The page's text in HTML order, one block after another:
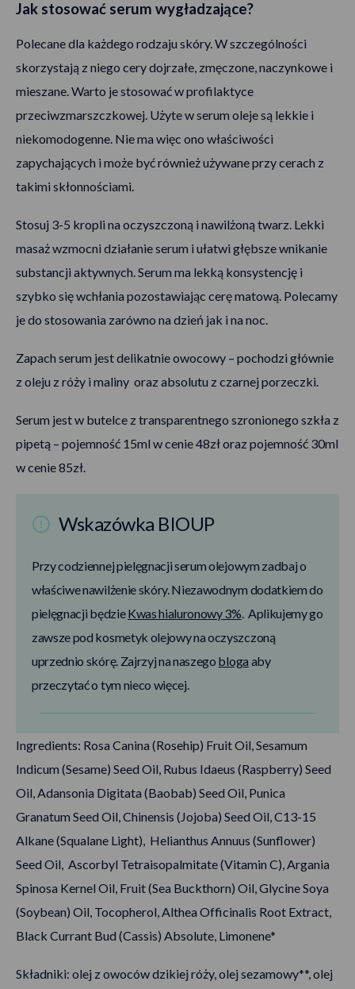
Jak stosować serum wygładzające?
Polecane dla każdego rodzaju skóry. W szczególności
skorzystają z niego cery dojrzałe, zmęczone, naczynkowe i
mieszane. Warto je stosować w profilaktyce
przeciwzmarszczkowej. Użyte w serum oleje są lekkie i
niekomodogenne. Nie ma więc ono właściwości
zapychających i może być również używane przy cerach z
takimi skłonnościami.
Stosuj 3-5 kropli na oczyszczoną i nawilżoną twarz. Lekki
masaż wzmocni działanie serum i ułatwi głębsze wnikanie
substancji aktywnych. Serum ma lekką konsystencję i
szybko się wchłania pozostawiając cerę matową. Polecamy
je do stosowania zarówno na dzień jak i na noc.
Zapach serum jest delikatnie owocowy – pochodzi głównie
z oleju z róży i maliny oraz absolutu z czarnej porzeczki.
Serum jest w butelce z transparentnego szronionego szkła z
pipetą – pojemność 15ml w cenie 48zł oraz pojemność 30ml
w cenie 85zł.
Wskazówka BIOUP
Przy codziennej pielęgnacji serum olejowym zadbaj o
właściwe nawilżenie skóry. Niezawodnym dodatkiem do
pielęgnacji będzieKwas hialuronowy 3%. Aplikujemy go
zawsze pod kosmetyk olejowy na oczyszczoną
uprzednio skórę. Zajrzyj na naszego bloga aby
przeczytać o tym nieco więcej.
Ingredients: Rosa Canina (Rosehip) Fruit Oil, Sesamum
Indicum (Sesame) Seed Oil, Rubus Idaeus (Raspberry) Seed
Oil, Adansonia Digitata (Baobab) Seed Oil, Punica
Granatum Seed Oil, Chinensis (Jojoba) Seed Oil, C13-15
Alkane (Squalane Light), Helianthus Annuus (Sunflower)
Seed Oil, Ascorbyl Tetraisopalmitate (Vitamin C), Argania
Spinosa Kernel Oil, Fruit (Sea Buckthorn) Oil, Glycine Soya
(Soybean) Oil, Tocopherol, Althea Officinalis Root Extract,
Black Currant Bud (Cassis) Absolute, Limonene*
Składniki: olej z owoców dzikiej róży, olej sezamowy**, olej